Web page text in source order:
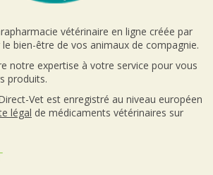
vétérinaire en ligne créée par
bien-être de vos animaux de compagnie.
notre expertise à votre service pour vous
produits.
Vet est enregistré au niveau européen
légal de médicaments vétérinaires sur